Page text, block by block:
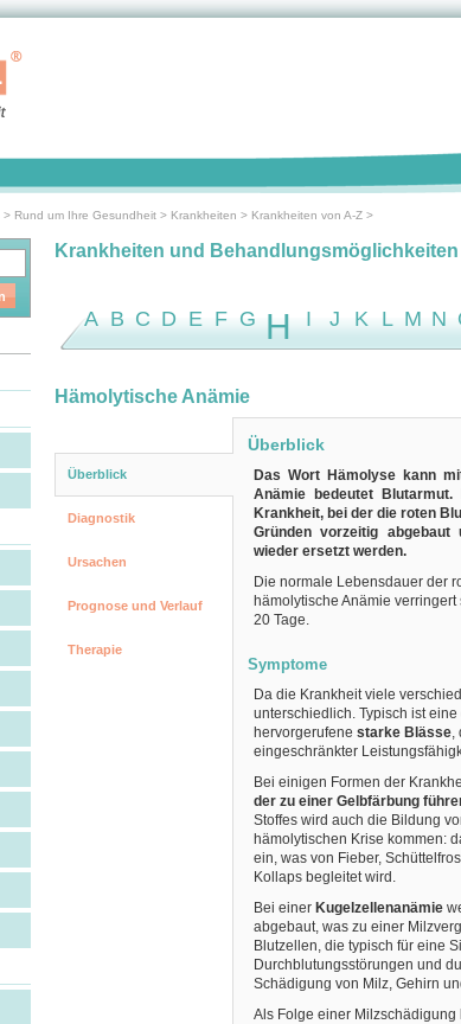
> Rund um Ihre Gesundheit> Krankheiten > Krankheiten von A-Z>
Krankheiten und Behandlungsmöglichkeiten
A B C D E F G H I J K L M N
Hämolytische Anämie
Überblick
Diagnostik
Ursachen
Prognose und Verlauf
Therapie
Überblick
Das Wort Hämolyse kann
Anämie bedeutet
Krankheit, bei der die roten
Gründen vorzeitig
wieder ersetzt werden.
Die normale Lebensdauer der
hämolytische Anämie
20 Tage.
Symptome
Da die Krankheit viele
unterschiedlich. Typisch ist
hervorgerufene starke Blässe,
eingeschränkter
Bei einigen Formen der
der zu einer Gelbfärbung
Stoffes wird auch die Bildung
hämolytischen Krise kommen:
ein, was von Fieber,
Kollaps begleitet wird.
Bei einer Kugelzellenanämie
abgebaut, was zu einer
Blutzellen, die typisch für eine
Durchblutungsstörungen und
Schädigung von Milz, Gehirn
Als Folge einer